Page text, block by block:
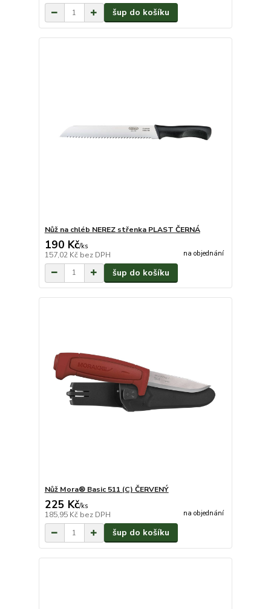
šup do košíku
Nůž na chléb NEREZ střenka PLAST ČERNÁ
190 Kč/ks
157,02 Kč bez DPH na objednání
šup do košíku
Nůž Mora® Basic 511 (C) ČERVENÝ
225 Kč/ks
185,95 Kč bez DPH na objednání
šup do košíku